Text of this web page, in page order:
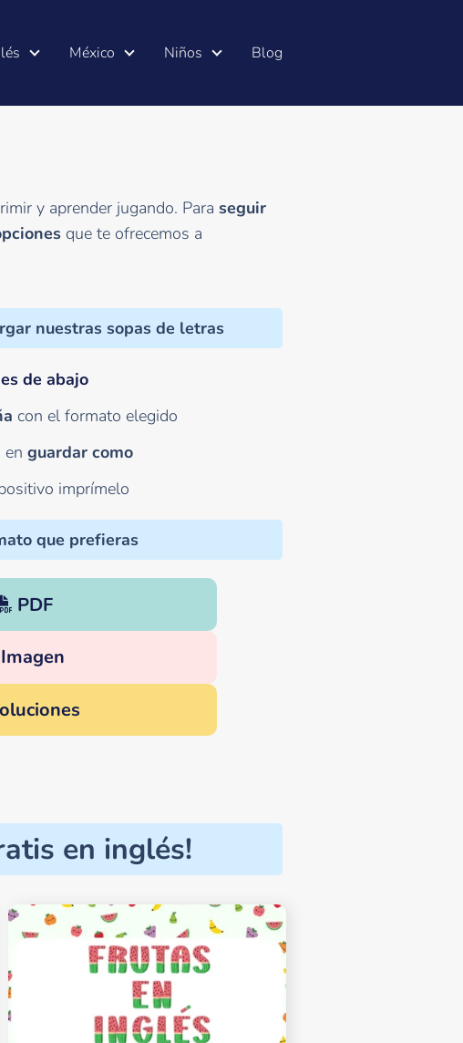
México Niños Blog
y aprender jugando. Para seguir
que te ofrecemos a
nuestras sopas de letras
de abajo
con el formato elegido
enguardar como
imprímelo
que prefieras
PDF
Imagen
en inglés!